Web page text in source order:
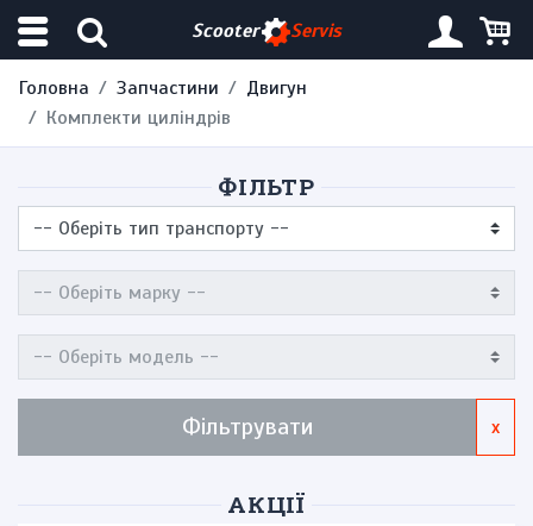
Scooter Servis
Головна Запчастини
Двигун
Комплекти циліндрів
ФІЛЬТР
Фільтрувати x
АКЦІЇ